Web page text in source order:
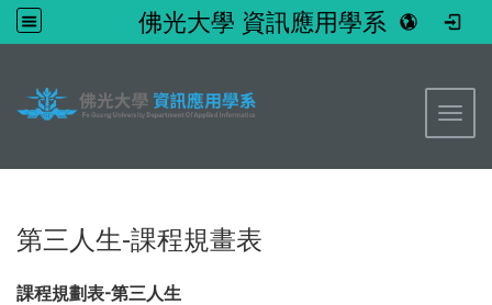
佛光大學 資訊應用學系
第三人生-課程規畫表
課程規劃表-第三人生